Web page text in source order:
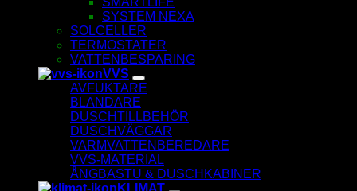
SYSTEM NEXA
SOLCELLER
TERMOSTATER
VATTENBESPARING
VVS
AVFUKTARE
BLANDARE
DUSCHTILLBEHÖR
DUSCHVÄGGAR
VARMVATTENBEREDARE
VVS-MATERIAL
ÅNGBASTU & DUSCHKABINER